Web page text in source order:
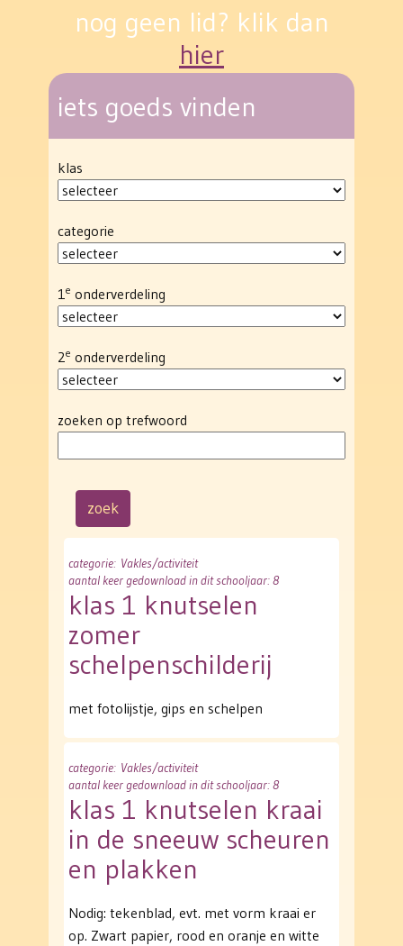
nog geen lid? klik dan
hier
iets goeds vinden
klas
categorie
1e onderverdeling
2e onderverdeling
zoeken op trefwoord
categorie: Vakles/activiteit
aantal keer gedownload in dit schooljaar: 8
klas 1 knutselen
zomer
schelpenschilderij
met fotolijstje, gips en schelpen
categorie: Vakles/activiteit
aantal keer gedownload in dit schooljaar: 8
klas 1 knutselen kraai
in de sneeuw scheuren
en plakken
Nodig: tekenblad, evt. met vorm kraai er
op. Zwart papier, rood en oranje en witte